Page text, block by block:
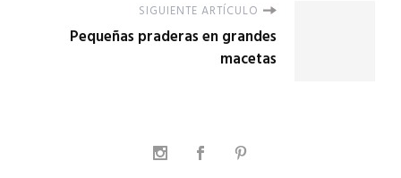
SIGUIENTE ARTÍCULO
Pequeñas praderas en grandes
macetas